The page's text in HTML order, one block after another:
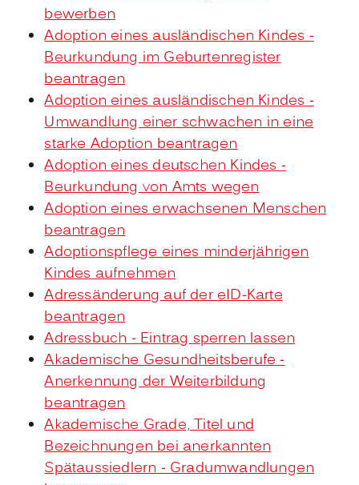
bewerben
Adoption eines ausländischen Kindes -
Beurkundung im Geburtenregister
beantragen
Adoption eines ausländischen Kindes -
Umwandlung einer schwachen in eine
starke Adoption beantragen
Adoption eines deutschen Kindes -
Beurkundung von Amts wegen
Adoption eines erwachsenen Menschen
beantragen
Adoptionspflege eines minderjährigen
Kindes aufnehmen
Adressänderung auf der eID-Karte
beantragen
Adressbuch - Eintrag sperren lassen
Akademische Gesundheitsberufe -
Anerkennung der Weiterbildung
beantragen
Akademische Grade, Titel und
Bezeichnungen bei anerkannten
Spätaussiedlern - Gradumwandlungen